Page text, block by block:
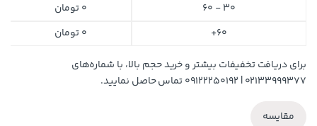
30 - 60
0تومان
60+
0تومان
برای دریافت تخفیفات بیشتر و خرید حجم بالا، با شماره‌های
۰۲۱۳۳۹۹۹۳۷۷ | ۰۹۱۲۲۲۵۰۱۹۲ تماس حاصل نمایید.
مقایسه